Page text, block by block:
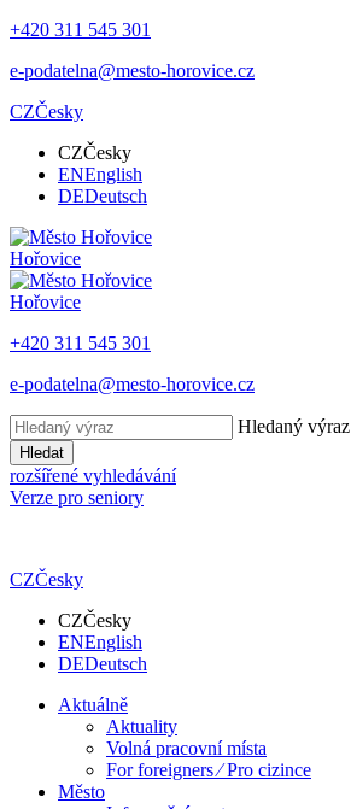
+420 311 545 301
e-podatelna@mesto-horovice.cz
CZČesky
CZČesky
ENEnglish
DEDeutsch
Hořovice
Hořovice
+420 311 545 301
e-podatelna@mesto-horovice.cz
Hledaný výraz
Hledat
rozšířené vyhledávání
Verze pro seniory
CZČesky
CZČesky
ENEnglish
DEDeutsch
Aktuálně
Aktuality
Volná pracovní místa
For foreigners ⁄ Pro cizince
Město